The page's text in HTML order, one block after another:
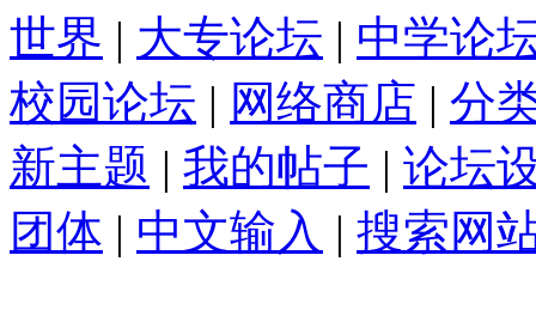
世界 | 大专论坛 | 中学论
校园论坛 | 网络商店 | 分
新主题 | 我的帖子 | 论坛
团体 | 中文输入 | 搜索网